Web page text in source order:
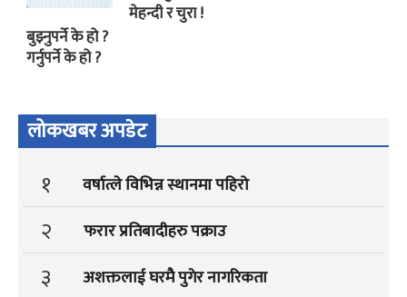
बुझ्नुपर्ने के हो ?
गर्नुपर्ने के हो ?
मेहन्दी र चुरा !
लोकखबर अपडेट
१ वर्षात्ले विभिन्न स्थानमा पहिरो
२ फरार प्रतिबादीहरु पक्राउ
३ अशक्तलाई घरमै पुगेर नागरिकता